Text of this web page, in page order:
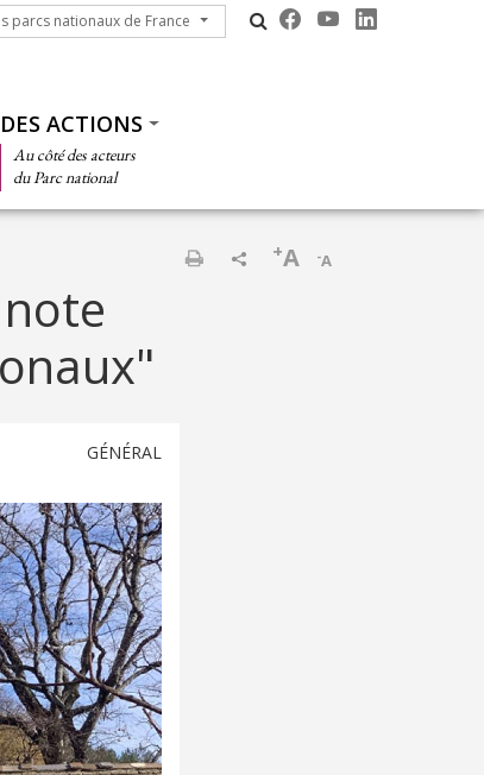
parcs nationaux de France
parcs nationaux de France
DES ACTIONS
Au côté des acteurs
du Parc national
-A
+A
GÉNÉRAL